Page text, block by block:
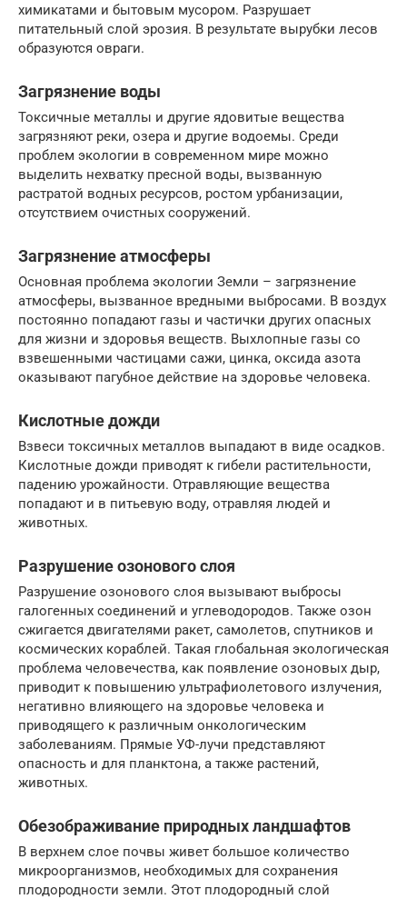
химикатами и бытовым мусором. Разрушает
питательный слой эрозия. В результате вырубки лесов
образуются овраги.
Загрязнение воды
Токсичные металлы и другие ядовитые вещества
загрязняют реки, озера и другие водоемы. Среди
проблем экологии в современном мире можно
выделить нехватку пресной воды, вызванную
растратой водных ресурсов, ростом урбанизации,
отсутствием очистных сооружений.
Загрязнение атмосферы
Основная проблема экологии Земли – загрязнение
атмосферы, вызванное вредными выбросами. В воздух
постоянно попадают газы и частички других опасных
для жизни и здоровья веществ. Выхлопные газы со
взвешенными частицами сажи, цинка, оксида азота
оказывают пагубное действие на здоровье человека.
Кислотные дожди
Взвеси токсичных металлов выпадают в виде осадков.
Кислотные дожди приводят к гибели растительности,
падению урожайности. Отравляющие вещества
попадают и в питьевую воду, отравляя людей и
животных.
Разрушение озонового слоя
Разрушение озонового слоя вызывают выбросы
галогенных соединений и углеводородов. Также озон
сжигается двигателями ракет, самолетов, спутников и
космических кораблей. Такая глобальная экологическая
проблема человечества, как появление озоновых дыр,
приводит к повышению ультрафиолетового излучения,
негативно влияющего на здоровье человека и
приводящего к различным онкологическим
заболеваниям. Прямые УФ-лучи представляют
опасность и для планктона, а также растений,
животных.
Обезображивание природных ландшафтов
В верхнем слое почвы живет большое количество
микроорганизмов, необходимых для сохранения
плодородности земли. Этот плодородный слой